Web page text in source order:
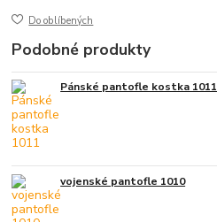
Do oblíbených
Podobné produkty
Pánské pantofle kostka 1011
vojenské pantofle 1010